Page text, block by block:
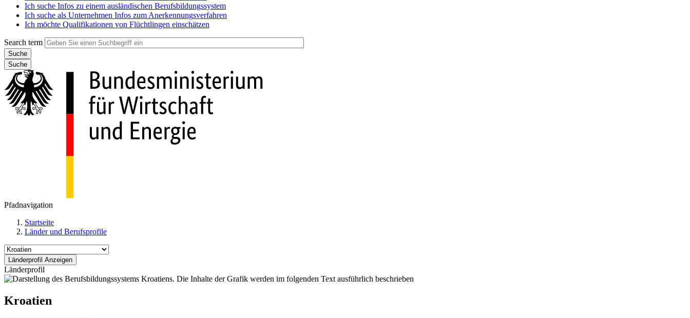
Ich suche Infos zu einem ausländischen Berufsbildungssystem
Ich suche als Unternehmen Infos zum Anerkennungsverfahren
Ich möchte Qualifikationen von Flüchtlingen einschätzen
Search term
Suche
Pfadnavigation
Startseite
Länder und Berufsprofile
Länderprofil
Kroatien